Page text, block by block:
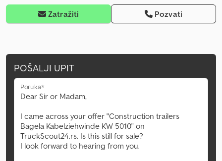
Zatražiti Pozvati
POŠALJI UPIT
Poruka*